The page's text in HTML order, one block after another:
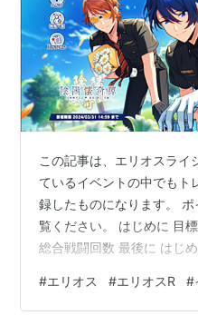
この記事は、エリオスライ
ているイベントの中でもト
録したものになります。
覧ください。 はじめに 目
総合戦闘回数 最後に はじ
行っていますので、戦闘の
て多少差が出ます。 戦闘
#エリオス #エリオスR #